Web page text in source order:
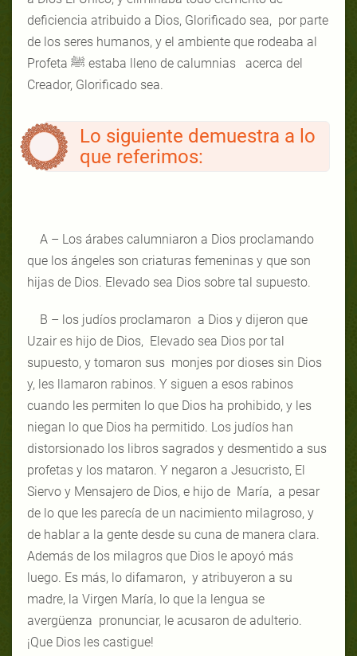
deficiencia atribuido a Dios, Glorificado sea, por parte
de los seres humanos, y el ambiente que rodeaba al
Profeta ﷺ estaba lleno de calumnias acerca del
Creador, Glorificado sea.
Lo siguiente demuestra a lo
que referimos:
A – Los árabes calumniaron a Dios proclamando
que los ángeles son criaturas femeninas y que son
hijas de Dios. Elevado sea Dios sobre tal supuesto.
B – los judíos proclamaron a Dios y dijeron que
Uzair es hijo de Dios, Elevado sea Dios por tal
supuesto, y tomaron sus monjes por dioses sin Dios
y, les llamaron rabinos. Y siguen a esos rabinos
cuando les permiten lo que Dios ha prohibido, y les
niegan lo que Dios ha permitido. Los judíos han
distorsionado los libros sagrados y desmentido a sus
profetas y los mataron. Y negaron a Jesucristo, El
Siervo y Mensajero de Dios, e hijo de María, a pesar
de lo que les parecía de un nacimiento milagroso, y
de hablar a la gente desde su cuna de manera clara.
Además de los milagros que Dios le apoyó más
luego. Es más, lo difamaron, y atribuyeron a su
madre, la Virgen María, lo que la lengua se
avergüenza pronunciar, le acusaron de adulterio.
¡Que Dios les castigue!